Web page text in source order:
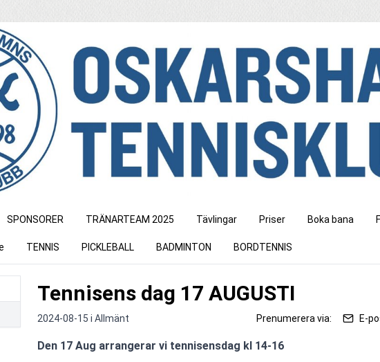
SPONSORER TRÄNARTEAM 2025 Tävlingar Priser Boka bana
TENNIS PICKLEBALL BADMINTON BORDTENNIS
Tennisens dag 17 AUGUSTI
2024-08-15 i Allmänt Prenumerera via: E-
Den 17 Aug arrangerar vi tennisensdag kl 14-16